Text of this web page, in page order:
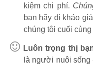
kiệm chi phí.
bạn hãy đi khảo
chúng tôi cuối cùng
Luôn trọng thị
là người nuôi sống